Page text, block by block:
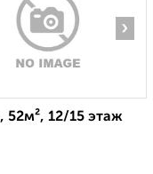
›
52м², 12/15 этаж